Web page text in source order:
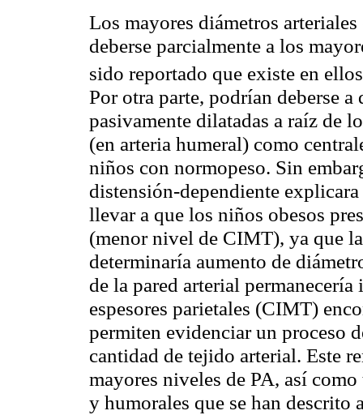
Los mayores diámetros
deberse parcialmente a los
sido reportado que existe en
Por otra parte, podrían deberse a
pasivamente dilatadas a raíz de
(en arteria humeral) como
niños con normopeso. Sin
distensión-dependiente
llevar a que los niños obesos
(menor nivel de CIMT), ya que
determinaría aumento de
de la pared arterial permanecería
espesores parietales (CIMT)
permiten evidenciar un proceso
cantidad de tejido arterial. Este
mayores niveles de PA, así
y humorales que se han descrito